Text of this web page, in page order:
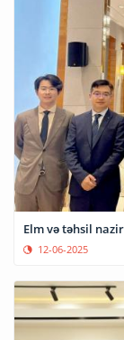
Elm və təhsil
12-06-2025